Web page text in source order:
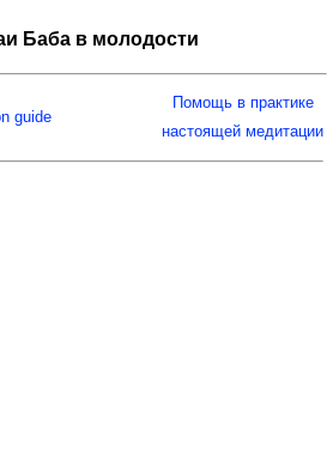
Баба в молодости
guide
Помощь в практике
настоящей медитации